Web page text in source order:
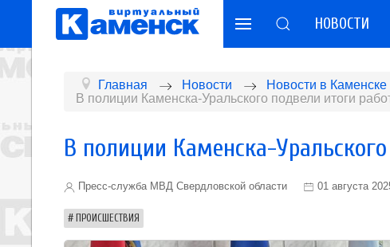
НОВОСТИ
Главная Новости
Новости в Каменске
В полиции Каменска-Уральского подвели итоги
В полиции Каменска-
Пресс-служба МВД Свердловской области 01 августа
ПРОИСШЕСТВИЯ